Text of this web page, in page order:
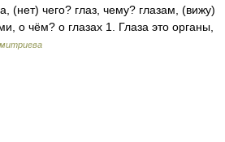
(нет) чего? глаз, чему? глазам, (вижу)
о чём? о глазах 1. Глаза это органы,